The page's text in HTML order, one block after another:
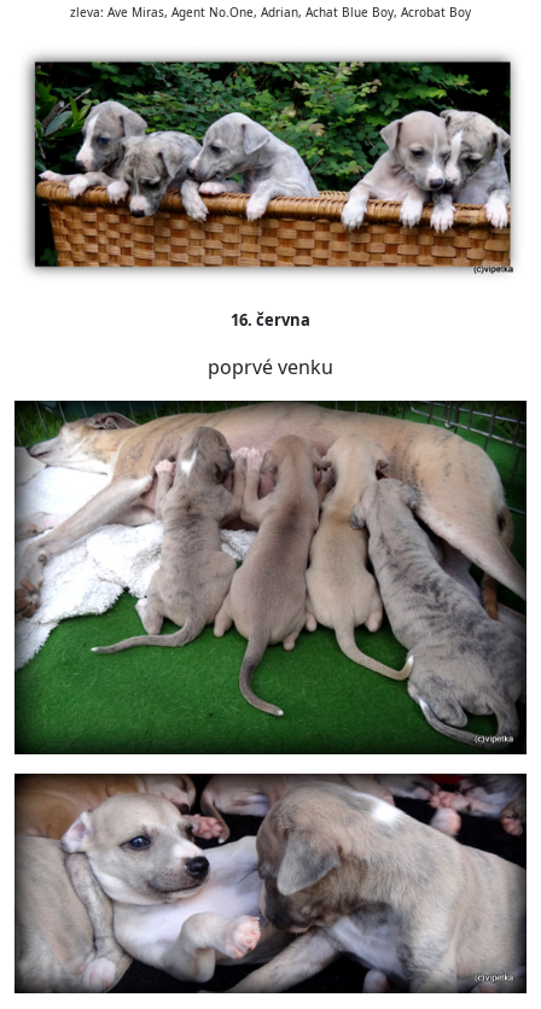
zleva: Ave Miras, Agent No.One, Adrian, Achat Blue Boy, Acrobat Boy
16. června
poprvé venku